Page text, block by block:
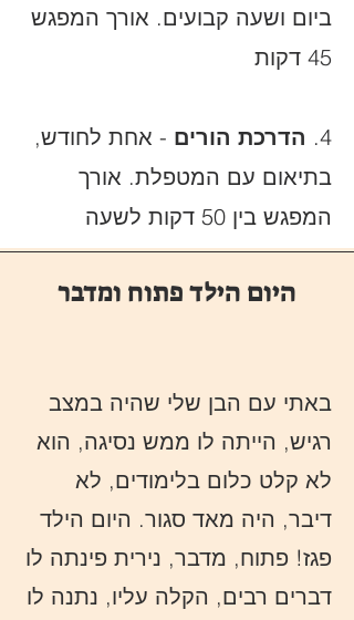
ביום ושעה קבועים. אורך המפגש
45 דקות
4. הדרכת הורים - אחת לחודש,
בתיאום עם המטפלת. אורך
המפגש בין 50 דקות לשעה
היום הילד פתוח ומדבר
באתי עם הבן שלי שהיה במצב
רגיש, הייתה לו ממש נסיגה, הוא
לא קלט כלום בלימודים, לא
דיבר, היה מאד סגור. היום הילד
פגז! פתוח, מדבר, נירית פינתה לו
דברים רבים, הקלה עליו, נתנה לו